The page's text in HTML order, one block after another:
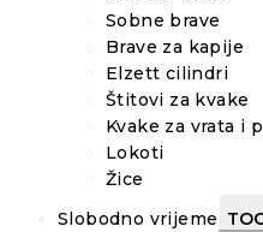
Sobne brave
Brave za kapije
Elzett cilindri
Štitovi za kvake
Kvake za vrata i
Lokoti
Žice
Slobodno vrijeme